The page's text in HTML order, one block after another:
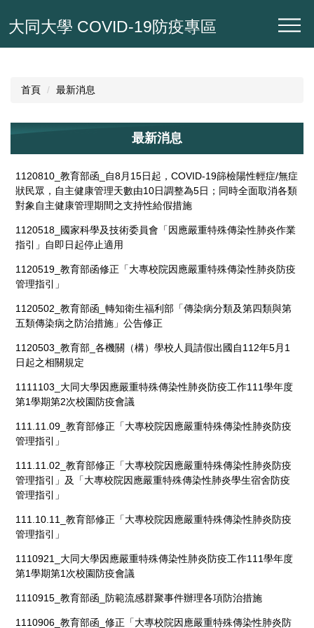
到
大同大學 COVID-19防疫專區
首頁 最新消息
最新消息
1120810_教育部函_自8月15日起，COVID-19篩檢陽性輕症/無症
狀民眾，自主健康管理天數由10日調整為5日；同時全面取消各類
對象自主健康管理期間之支持性給假措施
1120518_國家科學及技術委員會「因應嚴重特殊傳染性肺炎作業
指引」自即日起停止適用
1120519_教育部函修正「大專校院因應嚴重特殊傳染性肺炎防疫
管理指引」
1120502_教育部函_轉知衛生福利部「傳染病分類及第四類與第
五類傳染病之防治措施」公告修正
1120503_教育部_各機關（構）學校人員請假出國自112年5月1
日起之相關規定
1111103_大同大學因應嚴重特殊傳染性肺炎防疫工作111學年度
第1學期第2次校園防疫會議
111.11.09_教育部修正「大專校院因應嚴重特殊傳染性肺炎防疫
管理指引」
111.11.02_教育部修正「大專校院因應嚴重特殊傳染性肺炎防疫
管理指引」及「大專校院因應嚴重特殊傳染性肺炎學生宿舍防疫
管理指引」
111.10.11_教育部修正「大專校院因應嚴重特殊傳染性肺炎防疫
管理指引」
1110921_大同大學因應嚴重特殊傳染性肺炎防疫工作111學年度
第1學期第1次校園防疫會議
1110915_教育部函_防範流感群聚事件辦理各項防治措施
1110906_教育部函_修正「大專校院因應嚴重特殊傳染性肺炎防